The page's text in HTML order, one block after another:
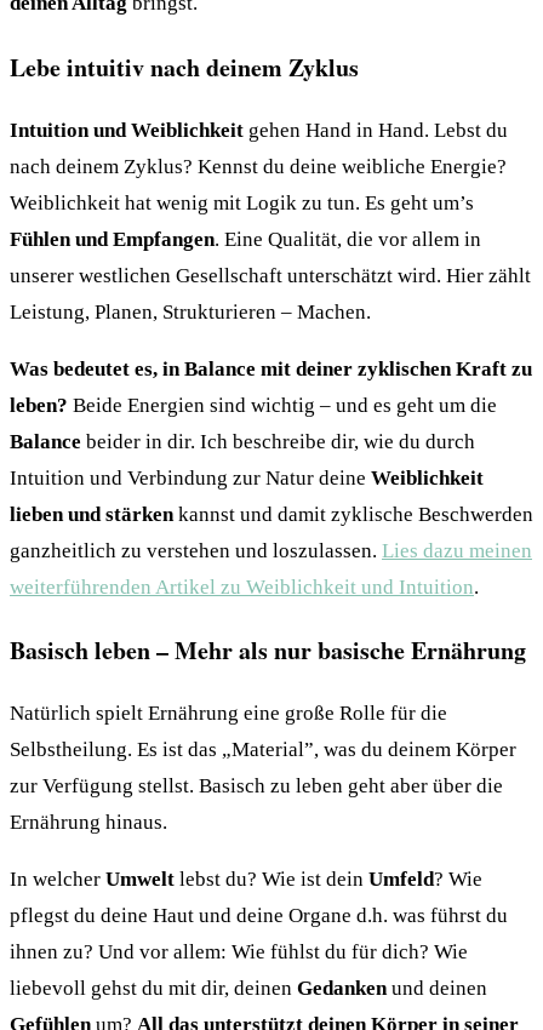
Lebe intuitiv nach deinem Zyklus
Intuition und Weiblichkeit gehen Hand in Hand. Lebst du
nach deinem Zyklus? Kennst du deine weibliche Energie?
Weiblichkeit hat wenig mit Logik zu tun. Es geht um’s
Fühlen und Empfangen. Eine Qualität, die vor allem in
unserer westlichen Gesellschaft unterschätzt wird. Hier zählt
Leistung, Planen, Strukturieren – Machen.
Was bedeutet es, in Balance mit deiner zyklischen Kraft zu
leben? Beide Energien sind wichtig – und es geht um die
Balance beider in dir. Ich beschreibe dir, wie du durch
Intuition und Verbindung zur Natur deine Weiblichkeit
lieben und stärken kannst und damit zyklische Beschwerden
ganzheitlich zu verstehen und loszulassen. Lies dazu meinen
weiterführenden Artikel zu Weiblichkeit und Intuition.
Basisch leben – Mehr als nur basische Ernährung
Natürlich spielt Ernährung eine große Rolle für die
Selbstheilung. Es ist das „Material”, was du deinem Körper
zur Verfügung stellst. Basisch zu leben geht aber über die
Ernährung hinaus.
In welcher Umwelt lebst du? Wie ist dein Umfeld? Wie
pflegst du deine Haut und deine Organe d.h. was führst du
ihnen zu? Und vor allem: Wie fühlst du für dich? Wie
liebevoll gehst du mit dir, deinen Gedankenund deinen
Gefühlen um? All das unterstützt deinen Körper in seiner